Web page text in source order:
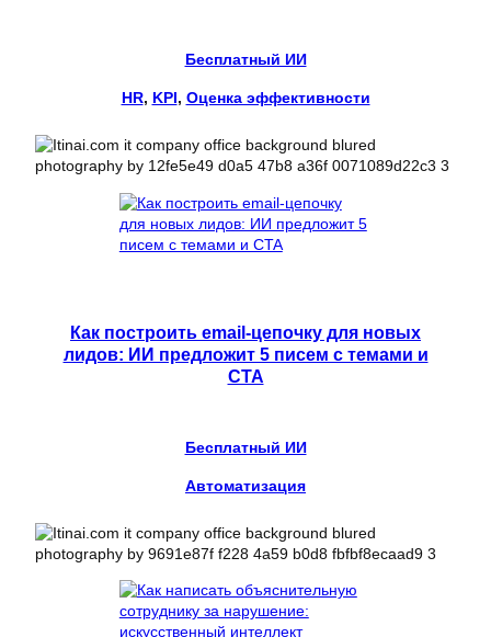
Бесплатный ИИ
HR, KPI, Оценка эффективности
Как построить email-цепочку для новых
лидов: ИИ предложит 5 писем с темами и
CTA
Бесплатный ИИ
Автоматизация